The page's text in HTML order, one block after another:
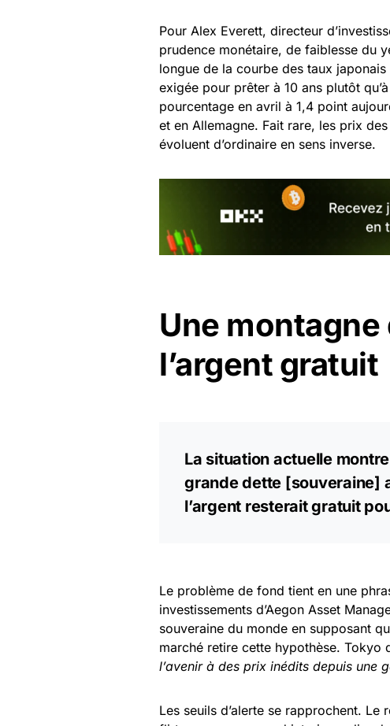
Pour Alex Everett, directeur
prudence monétaire, de faiblesse du
longue de la courbe des taux
exigée pour prêter à 10 ans plutôt
pourcentage en avril à 1,4 point
et en Allemagne. Fait rare, les prix
évoluent d’ordinaire en sens inverse.
Une
l’argent gratuit
La situation actuelle
grande dette [souveraine]
l’argent resterait gratuit
Le problème de fond tient en une
investissements d’Aegon Asset
souveraine du monde en supposant
marché retire cette hypothèse. Tokyo
l’avenir à des prix inédits depuis une
Les seuils d’alerte se rapprochent.